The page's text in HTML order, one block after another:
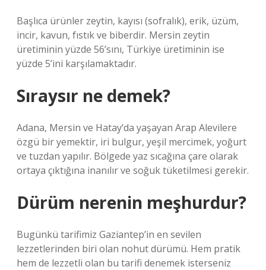
Başlıca ürünler zeytin, kayısı (sofralık), erik, üzüm,
incir, kavun, fıstık ve biberdir. Mersin zeytin
üretiminin yüzde 56’sını, Türkiye üretiminin ise
yüzde 5’ini karşılamaktadır.
Sıraysır ne demek?
Adana, Mersin ve Hatay’da yaşayan Arap Alevilere
özgü bir yemektir, iri bulgur, yeşil mercimek, yoğurt
ve tuzdan yapılır. Bölgede yaz sıcağına çare olarak
ortaya çıktığına inanılır ve soğuk tüketilmesi gerekir.
Dürüm nerenin meşhurdur?
Bugünkü tarifimiz Gaziantep’in en sevilen
lezzetlerinden biri olan nohut dürümü. Hem pratik
hem de lezzetli olan bu tarifi denemek isterseniz